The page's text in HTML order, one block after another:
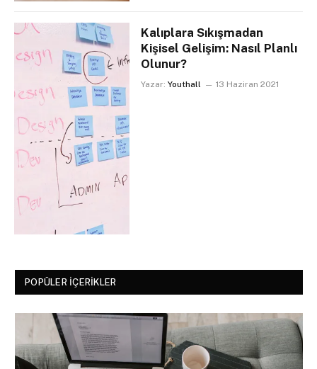
Kalıplara Sıkışmadan
Kişisel Gelişim: Nasıl Planlı
Olunur?
Yazar: Youthall 13 Haziran 2021
POPÜLER İÇERIKLER